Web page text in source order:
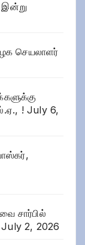
இன்று
செயலாளர்
! July 6,
சார்பில்
July 2, 2026